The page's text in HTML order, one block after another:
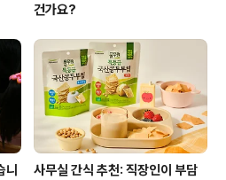
건가요?
니
사무실 간식 추천: 직장인이 부담